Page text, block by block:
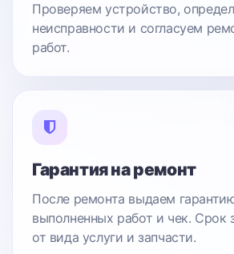
Проверяем устройство,
неисправности и согласуем
работ.
Гарантия на ремонт
После ремонта выдаем
выполненных работ и чек. Срок
от вида услуги и запчасти.